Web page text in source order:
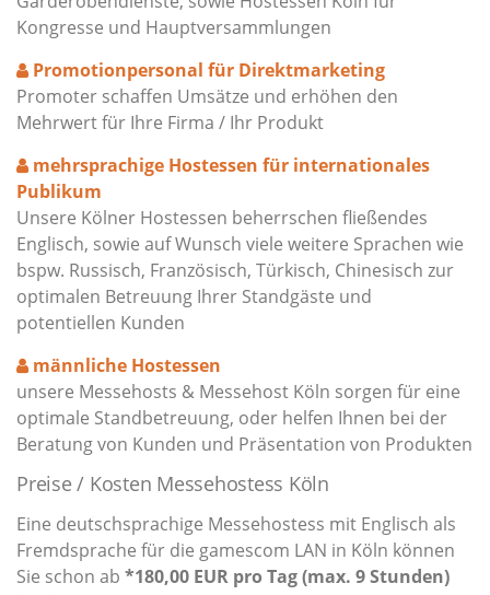
Kongresse und Hauptversammlungen
Promotionpersonal für Direktmarketing
Promoter schaffen Umsätze und erhöhen den
Mehrwert für Ihre Firma / Ihr Produkt
mehrsprachige Hostessen für internationales
Publikum
Unsere Kölner Hostessen beherrschen fließendes
Englisch, sowie auf Wunsch viele weitere Sprachen wie
bspw. Russisch, Französisch, Türkisch, Chinesisch zur
optimalen Betreuung Ihrer Standgäste und
potentiellen Kunden
männliche Hostessen
unsere Messehosts & Messehost Köln sorgen für eine
optimale Standbetreuung, oder helfen Ihnen bei der
Beratung von Kunden und Präsentation von Produkten
Preise / Kosten Messehostess Köln
Eine deutschsprachige Messehostess mit Englisch als
Fremdsprache für die gamescom LAN in Köln können
Sie schon ab *180,00 EUR pro Tag (max. 9 Stunden)